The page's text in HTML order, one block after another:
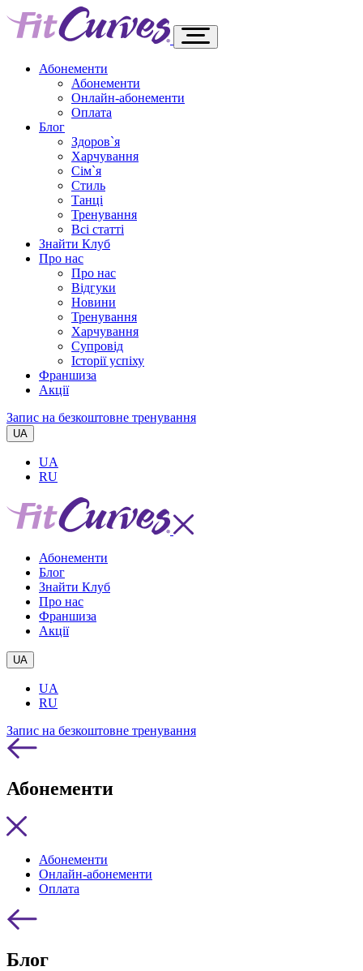
Абонементи
Абонементи
Онлайн-абонементи
Оплата
Блог
Здоров`я
Харчування
Сім`я
Стиль
Танці
Тренування
Всі статті
Знайти Клуб
Про нас
Про нас
Відгуки
Новини
Тренування
Харчування
Супровід
Історії успіху
Франшиза
Акції
Запис на безкоштовне тренування
UA
UA
RU
Абонементи
Блог
Знайти Клуб
Про нас
Франшиза
Акції
UA
UA
RU
Запис на безкоштовне тренування
Абонементи
Абонементи
Онлайн-абонементи
Оплата
Блог